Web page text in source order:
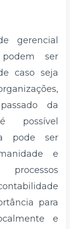
gerencial
ser
caso seja
da
possível
pode ser
e
para
e